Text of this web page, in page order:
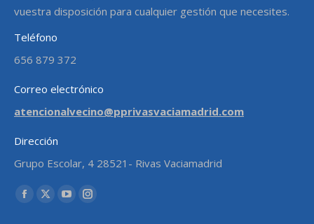
vuestra disposición para cualquier gestión que necesites.
Teléfono
656 879 372
Correo electrónico
atencionalvecino@pprivasvaciamadrid.com
Dirección
Grupo Escolar, 4 28521- Rivas Vaciamadrid
Encuéntranos en:
Facebook
X
YouTubeInstagram